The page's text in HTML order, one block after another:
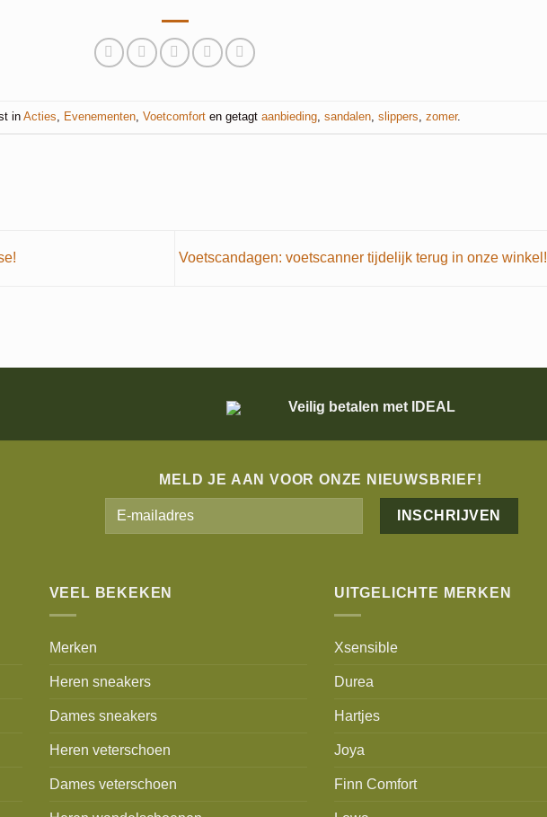
in Acties Evenementen Voetcomfort en getagt aanbieding sandalen slippers zomer.
Voetscandagen: voetscanner tijdelijk terug in onze winkel!
Veilig betalen met IDEAL
MELD JE AAN VOOR ONZE NIEUWSBRIEF!
VEEL BEKEKEN
Merken
Heren sneakers
Dames sneakers
Heren veterschoen
Dames veterschoen
UITGELICHTE MERKEN
Xsensible
Durea
Hartjes
Joya
Finn Comfort